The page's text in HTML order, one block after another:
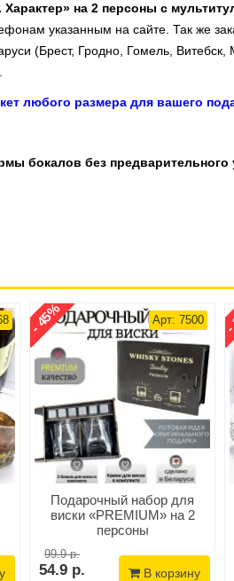
на 2 персоны с
указанным на сайте. Так же
(Брест, Гродно, Гомель, Витебск,
любого размера для вашего
бокалов без предварительного
Арт: 7500
Подарочный набор для
виски «PREMIUM» на 2
персоны
99.9 р.
54.9 р.
- 45%
В корзину
-